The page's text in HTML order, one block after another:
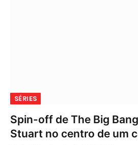
SÉRIES
Spin-off de The Big
Stuart no centro de um